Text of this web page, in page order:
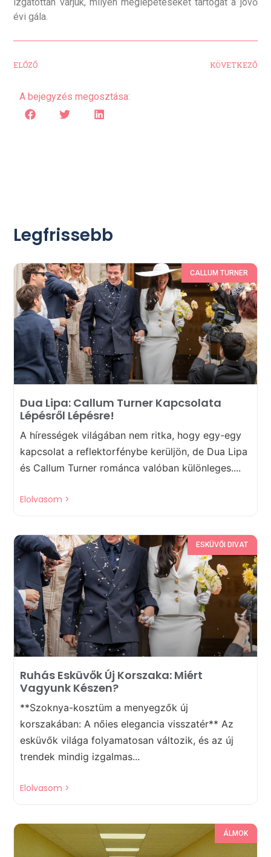
évi gála.
ELŐZŐ KÖVETKEZŐ
A bejegyzés megosztása:
Legfrissebb
CALLUM TURNER
Dua Lipa: Callum Turner Kapcsolata
Lépésről Lépésre!
A hírességek világában nem ritka, hogy egy-egy
kapcsolat a reflektorfénybe kerüljön, de Dua Lipa
és Callum Turner románca valóban különleges....
Elolvasom >
ESKÜVŐI DIVAT
Ruhás Esküvők Új Korszaka: Miért
Vagyunk Készen?
**Szoknya-kosztüm a menyegzők új
korszakában: A nőies elegancia visszatér** Az
esküvők világa folyamatosan változik, és az új
trendek mindig izgalmas...
Elolvasom >
ÁLMOK